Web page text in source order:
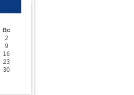
Вс
2
9
16
23
30